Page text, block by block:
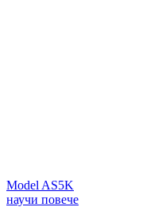
Model AS5K
научи повече